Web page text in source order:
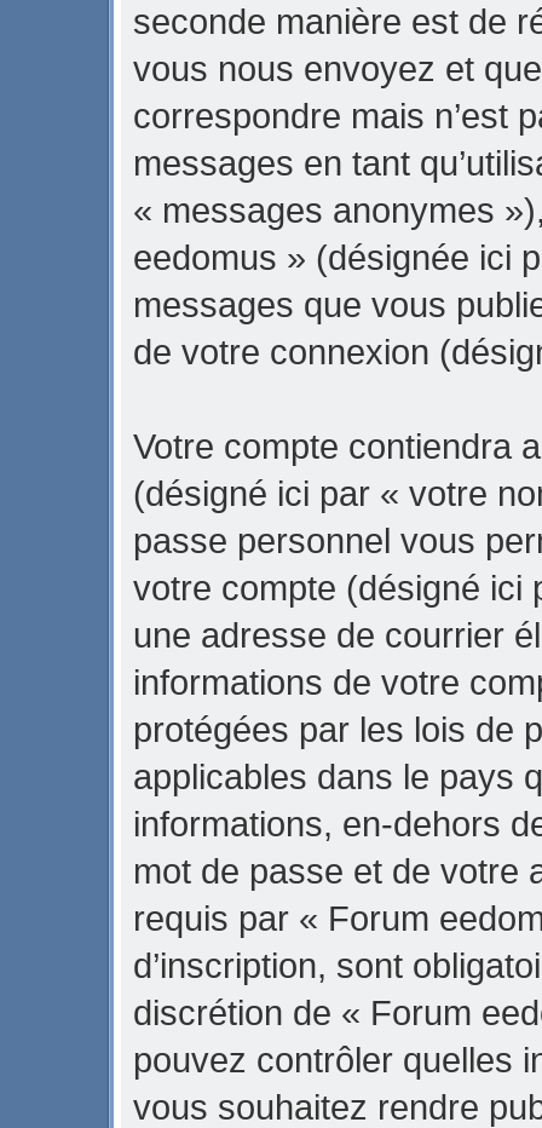
seconde manière est de
vous nous envoyez et
correspondre mais n’est
messages en tant
« messages anonymes
eedomus » (désignée ici
messages que vous
de votre connexion
Votre compte contiendra
(désigné ici par « votre
passe personnel vous
votre compte (désigné ici
une adresse de courrier
informations de votre
protégées par les lois de
applicables dans le pays
informations, en-dehors
mot de passe et de votre
requis par « Forum
d’inscription, sont
discrétion de « Forum
pouvez contrôler quelles
vous souhaitez rendre